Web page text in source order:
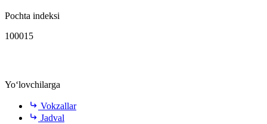
Pochta indeksi
100015
Yo‘lovchilarga
Vokzallar
Jadval